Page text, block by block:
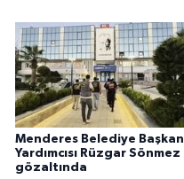
Menderes Belediye Başkan
Yardımcısı Rüzgar Sönmez
gözaltında